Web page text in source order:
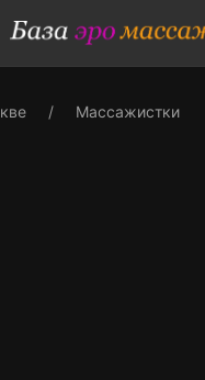
Массажистки